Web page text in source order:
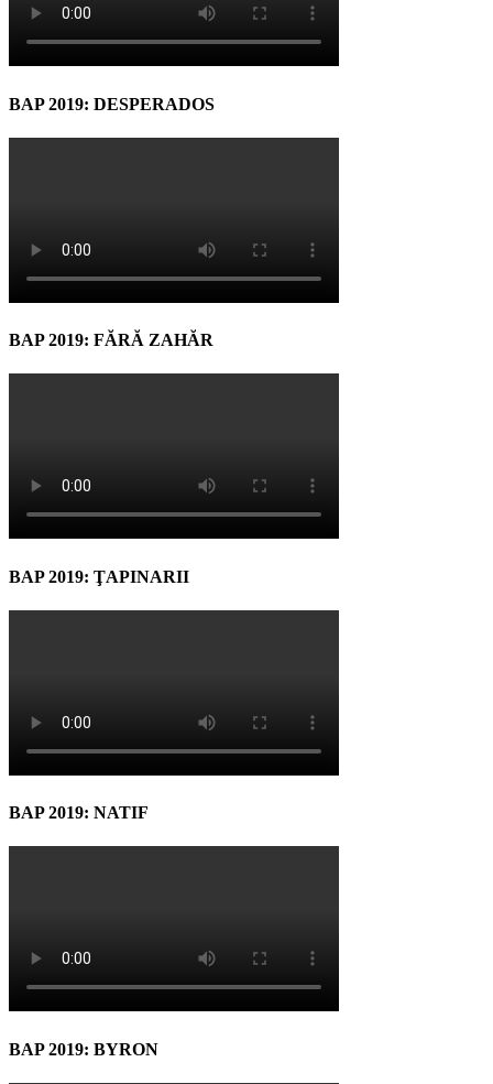
BAP 2019: DESPERADOS
BAP 2019: FĂRĂ ZAHĂR
BAP 2019: ŢAPINARII
BAP 2019: NATIF
BAP 2019: BYRON